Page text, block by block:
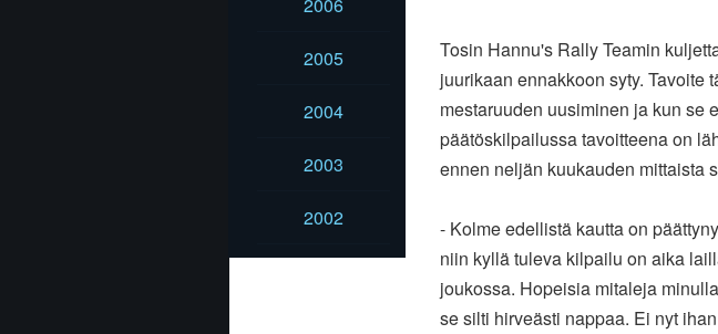
2005
2004
2003
2002
Tosin Hannu's Rally Teamin
juurikaan ennakkoon syty. Tavoite
mestaruuden uusiminen ja kun se
päätöskilpailussa tavoitteena on
ennen neljän kuukauden mittaista
- Kolme edellistä kautta on
niin kyllä tuleva kilpailu on aika
joukossa. Hopeisia mitaleja
se silti hirveästi nappaa. Ei nyt